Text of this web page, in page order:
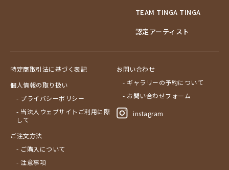
TEAM TINGA TINGA
認定アーティスト
特定商取引法に基づく表記
個人情報の取り扱い
- プライバシーポリシー
- 当法人ウェブサイトご利用に際
して
ご注文方法
- ご購入について
- 注意事項
お問い合わせ
- ギャラリーの予約について
- お問い合わせフォーム
instagram